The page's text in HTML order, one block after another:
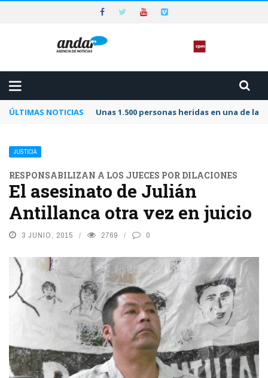
ÚLTIMAS NOTICIAS Unas 1.500 personas heridas en una de
JUSTICIA
RESPONSABILIZAN A LOS JUECES POR DILACIONES
El asesinato de Julián
Antillanca otra vez en juicio
3 JUNIO, 2015 2769 0